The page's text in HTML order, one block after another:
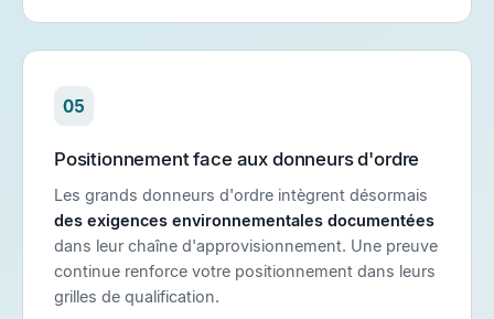
05
Positionnement face aux donneurs d'ordre
Les grands donneurs d'ordre intègrent désormais
des exigences environnementales documentées
dans leur chaîne d'approvisionnement. Une preuve
continue renforce votre positionnement dans leurs
grilles de qualification.